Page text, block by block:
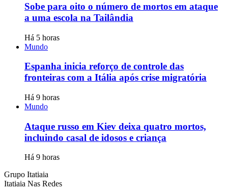
Sobe para oito o número de mortos em ataque
a uma escola na Tailândia
Há 5 horas
Mundo
Espanha inicia reforço de controle das
fronteiras com a Itália após crise migratória
Há 9 horas
Mundo
Ataque russo em Kiev deixa quatro mortos,
incluindo casal de idosos e criança
Há 9 horas
Grupo Itatiaia
Itatiaia Nas Redes